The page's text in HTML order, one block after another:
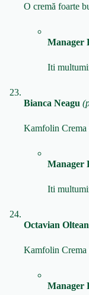
O cremă foarte
Manager
Iti
Bianca Neagu
Kamfolin Crema
Manager
Iti
Octavian
Kamfolin Crema
Manager